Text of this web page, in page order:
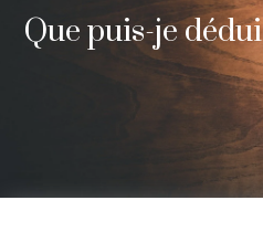
Que puis-je